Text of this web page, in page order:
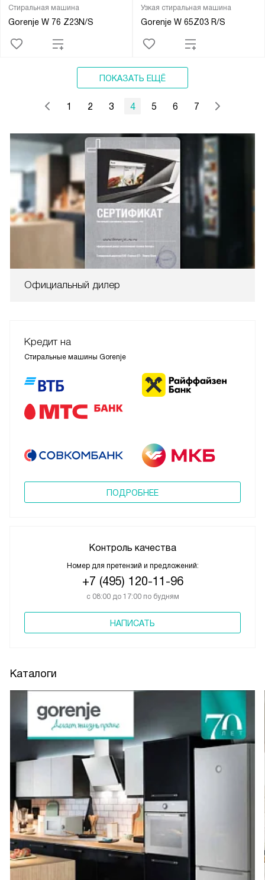
Стиральная машина
Gorenje W 76 Z23N/S
Узкая стиральная машина
Gorenje W 65Z03 R/S
ПОКАЗАТЬ ЕЩЁ
1 2 3 4 5 6 7
Официальный дилер
Кредит на
Стиральные машины Gorenje
ПОДРОБНЕЕ
Контроль качества
Номер для претензий и предложений:
+7 (495) 120-11-96
с 08:00 до 17:00 по будням
НАПИСАТЬ
Каталоги